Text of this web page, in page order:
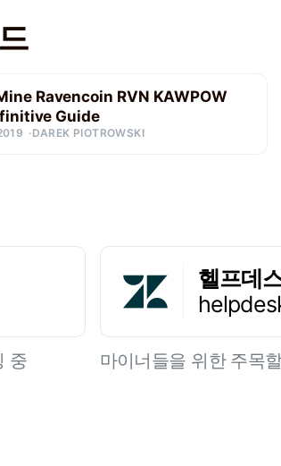
Ravencoin RVN KAWPOW
Guide
DAREK PIOTROWSKI
중
헬프데
마이너들을 위한 주목